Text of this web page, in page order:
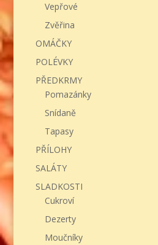
Vepřové
Zvěřina
OMÁČKY
POLÉVKY
PŘEDKRMY
Pomazánky
Snídaně
Tapasy
PŘÍLOHY
SALÁTY
SLADKOSTI
Cukroví
Dezerty
Moučníky